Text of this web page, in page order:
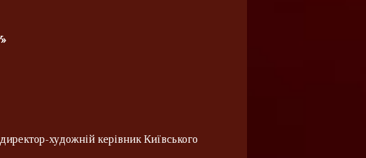
»
художній керівник Київського